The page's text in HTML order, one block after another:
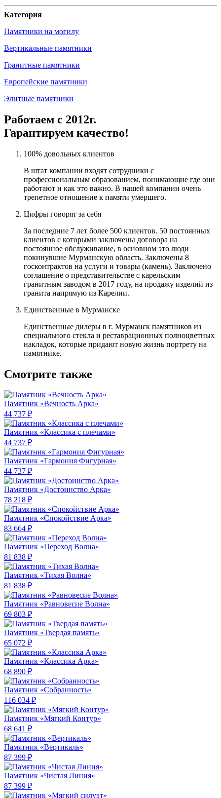
Категория
Памятники на могилу
Вертикальные памятники
Гранитные памятники
Европейские памятники
Элитные памятники
Работаем с 2012г.
Гарантируем качество!
100% довольных клиентов
В штат компании входят сотрудники с
профессиональным образованием, понимающие где они
работают и как это важно. В нашей компании очень
трепетное отношение к памяти умершего.
Цифры говорят за себя
За последние 7 лет более 500 клиентов. 50 постоянных
клиентов с которыми заключены договора на
постоянное обслуживание, в основном это люди
покинувшие Мурманскую область. Заключены 8
госконтрактов на услуги и товары (камень). Заключено
соглашение о представительстве с карельским
гранитным заводом в 2017 году, на продажу изделий из
гранита напрямую из Карелии.
Единственные в Мурманске
Единственные дилеры в г. Мурманск памятников из
специального стекла и реставрационных полноцветных
накладок, которые придают новую жизнь портрету на
памятнике.
Смотрите также
Памятник «Вечность Арка»
44 737 ₽
Памятник «Классика c плечами»
44 737 ₽
Памятник «Гармония Фигурная»
44 737 ₽
Памятник «Достоинство Арка»
78 218 ₽
Памятник «Спокойствие Арка»
83 664 ₽
Памятник «Переход Волна»
81 838 ₽
Памятник «Тихая Волна»
81 838 ₽
Памятник «Равновесие Волна»
69 803 ₽
Памятник «Твердая память»
65 072 ₽
Памятник «Классика Арка»
68 890 ₽
Памятник «Собранность»
116 034 ₽
Памятник «Мягкий Контур»
68 641 ₽
Памятник «Вертикаль»
87 399 ₽
Памятник «Чистая Линия»
87 399 ₽